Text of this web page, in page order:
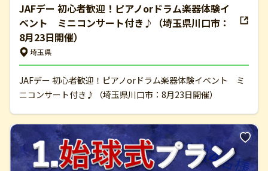
JAFデー 初心者歓迎！ピアノorドラム楽器体験イ
ベント ミニコンサート付き♪（埼玉県川口市：
8月23日開催）
埼玉県
JAFデー 初心者歓迎！ピアノorドラム楽器体験イベント ミ
ニコンサート付き♪（埼玉県川口市：8月23日開催）